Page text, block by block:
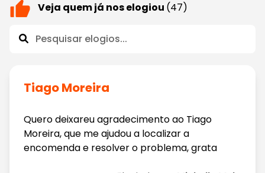
Veja quem já nos elogiou (47)
Tiago Moreira
Quero deixareu agradecimento ao Tiago
Moreira, que me ajudou a localizar a
encomenda e resolver o problema, grata